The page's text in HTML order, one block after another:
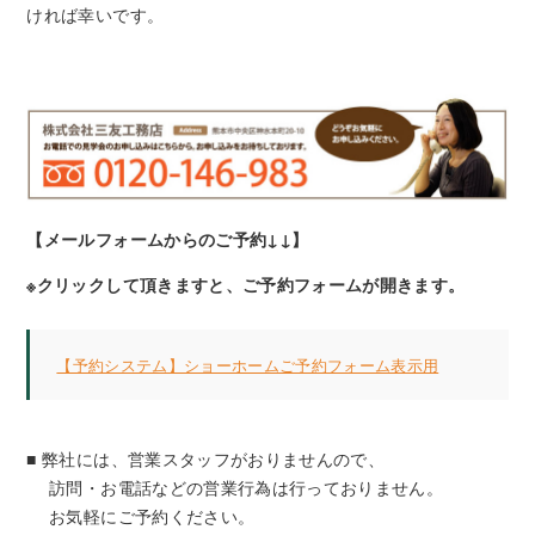
ければ幸いです。
【メールフォームからのご予約↓↓】
※クリックして頂きますと、ご予約フォームが開きます。
【予約システム】ショーホームご予約フォーム表示用
■ 弊社には、営業スタッフがおりませんので、
訪問・お電話などの営業行為は行っておりません。
お気軽にご予約ください。